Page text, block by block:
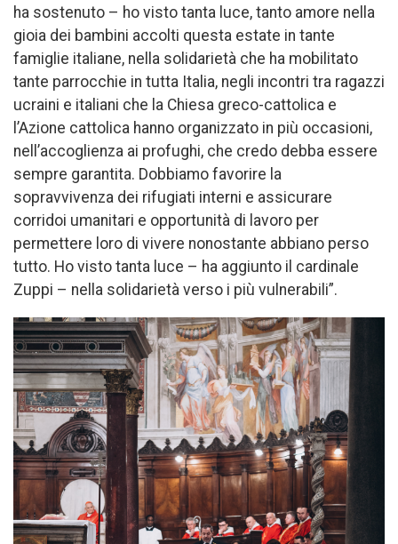
ha sostenuto – ho visto tanta luce, tanto amore nella
gioia dei bambini accolti questa estate in tante
famiglie italiane, nella solidarietà che ha mobilitato
tante parrocchie in tutta Italia, negli incontri tra ragazzi
ucraini e italiani che la Chiesa greco-cattolica e
l’Azione cattolica hanno organizzato in più occasioni,
nell’accoglienza ai profughi, che credo debba essere
sempre garantita. Dobbiamo favorire la
sopravvivenza dei rifugiati interni e assicurare
corridoi umanitari e opportunità di lavoro per
permettere loro di vivere nonostante abbiano perso
tutto. Ho visto tanta luce – ha aggiunto il cardinale
Zuppi – nella solidarietà verso i più vulnerabili”.